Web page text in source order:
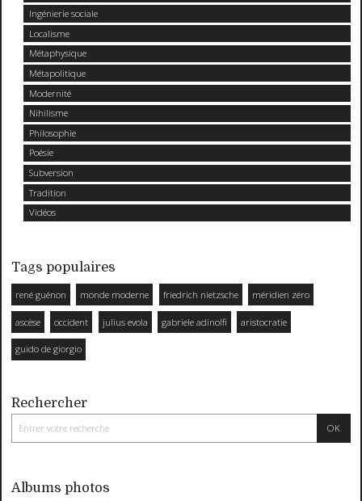
Ingénierie sociale
Localisme
Métaphysique
Métapolitique
Modernité
Nihilisme
Philosophie
Poésie
Subversion
Tradition
Vidéos
Tags populaires
rené guénon monde moderne friedrich nietzsche méridien zéro
ascèse occident julius evola gabriele adinolfi aristocratie
guido de giorgio
Rechercher
Albums photos